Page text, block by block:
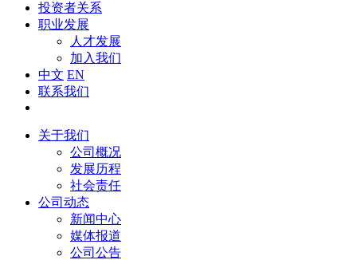
投资者关系
职业发展
人才发展
加入我们
中文 EN
联系我们
关于我们
公司概况
发展历程
社会责任
公司动态
新闻中心
媒体报道
公司公告